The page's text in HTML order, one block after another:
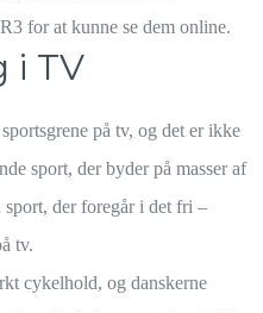
for at kunne se dem online.
i TV
på tv, og det er ikke
sport, der byder på masser af
sport, der foregår i det fri –
tv.
cykelhold, og danskerne